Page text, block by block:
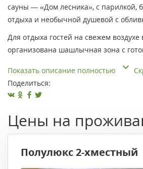
сауны — «Дом лесника», с парилкой,
отдыха и необычной душевой с
Для отдыха гостей на свежем воздухе
организована шашлычная зона с
Показать описание полностью
Поделиться:
Цены на
Полулюкс 2-хместный